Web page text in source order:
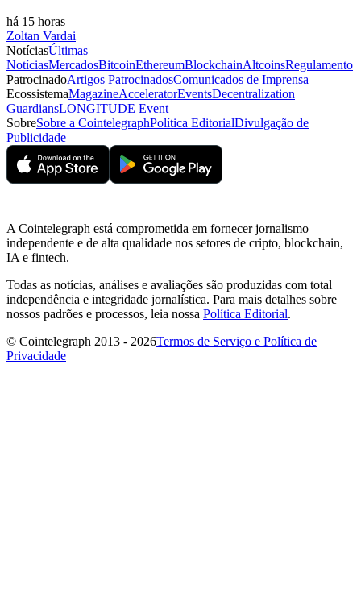
há 15 horas
Zoltan Vardai
NotíciasÚltimas
NotíciasMercadosBitcoinEthereumBlockchainAltcoinsRegulamento
PatrocinadoArtigos PatrocinadosComunicados de Imprensa
EcossistemaMagazineAcceleratorEventsDecentralization
GuardiansLONGITUDE Event
SobreSobre a CointelegraphPolítica EditorialDivulgação de
Publicidade
A Cointelegraph está comprometida em fornecer jornalismo
independente e de alta qualidade nos setores de cripto, blockchain,
IA e fintech.
Todas as notícias, análises e avaliações são produzidas com total
independência e integridade jornalística. Para mais detalhes sobre
nossos padrões e processos, leia nossa Política Editorial.
© Cointelegraph 2013 - 2026Termos de Serviço e Política de
Privacidade